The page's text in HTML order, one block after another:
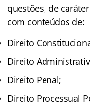
questões, de
com conteúdos de:
Direito
Direito
Direito Penal;
Direito Processual